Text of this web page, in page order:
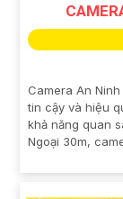
Camera An
tin cậy và hiệu
khả năng quan
Ngoại 30m,